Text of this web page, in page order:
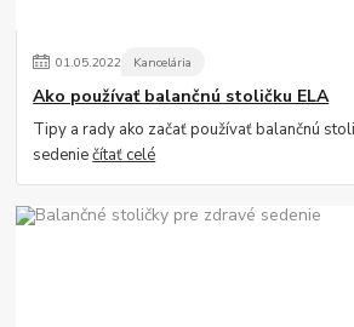
01.05.2022 Kancelária
Ako používať balančnú stoličku ELA
Tipy a rady ako začať používať balančnú
sedeniečítať celé